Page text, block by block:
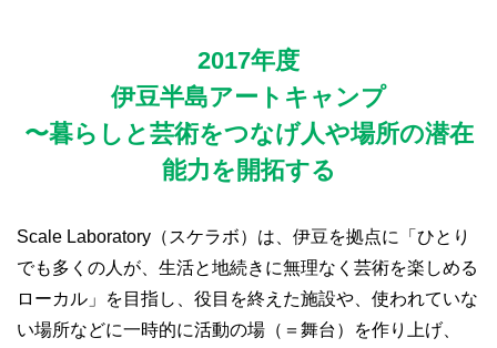
2017年度
伊豆半島アートキャンプ
〜暮らしと芸術をつなげ人や場所の潜在
能力を開拓する
Scale Laboratory（スケラボ）は、伊豆を拠点に「ひとり
でも多くの人が、生活と地続きに無理なく芸術を楽しめる
ローカル」を目指し、役目を終えた施設や、使われていな
い場所などに一時的に活動の場（＝舞台）を作り上げ、